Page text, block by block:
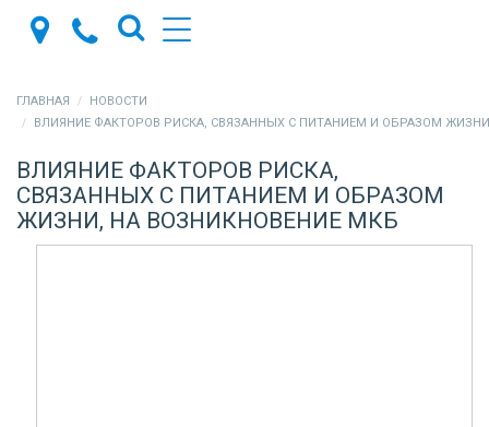
ГЛАВНАЯ
НОВОСТИ
ВЛИЯНИЕ ФАКТОРОВ РИСКА, СВЯЗАННЫХ С ПИТАНИЕМ И ОБРАЗОМ ЖИЗНИ, НА
ВЛИЯНИЕ ФАКТОРОВ РИСКА,
СВЯЗАННЫХ С ПИТАНИЕМ И ОБРАЗОМ
ЖИЗНИ, НА ВОЗНИКНОВЕНИЕ МКБ